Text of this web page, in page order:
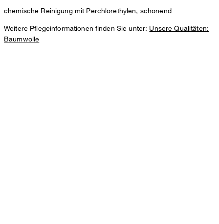
chemische Reinigung mit Perchlorethylen, schonend
Weitere Pflegeinformationen finden Sie unter: Unsere Qualitäten:
Baumwolle